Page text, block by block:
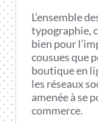
L’ensemble
typographie,
bien pour
cousues que
boutique en
les réseaux
amenée à se
commerce.